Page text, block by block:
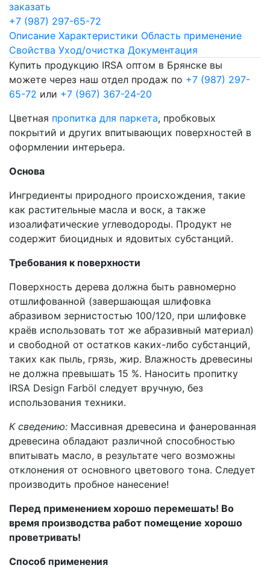
заказать
+7 (987) 297-65-72
Описание Характеристики Область применение
Свойства Уход/очистка Документация
Купить продукцию IRSA оптом в Брянске вы
можете через наш отдел продаж по +7 (987) 297-
65-72 или +7 (967) 367-24-20
Цветная пропитка для паркета, пробковых
покрытий и других впитывающих поверхностей в
оформлении интерьера.
Основа
Ингредиенты природного происхождения, такие
как растительные масла и воск, а также
изоалифатические углеводороды. Продукт не
содержит биоцидных и ядовитых субстанций.
Требования к поверхности
Поверхность дерева должна быть равномерно
отшлифованной (завершающая шлифовка
абразивом зернистостью 100/120, при шлифовке
краёв использовать тот же абразивный материал)
и свободной от остатков каких-либо субстанций,
таких как пыль, грязь, жир. Влажность древесины
не должна превышать 15 %. Наносить пропитку
IRSA Design Farböl следует вручную, без
использования техники.
К сведению: Массивная древесина и фанерованная
древесина обладают различной способностью
впитывать масло, в результате чего возможны
отклонения от основного цветового тона. Следует
производить пробное нанесение!
Перед применением хорошо перемешать! Во
время производства работ помещение хорошо
проветривать!
Способ применения